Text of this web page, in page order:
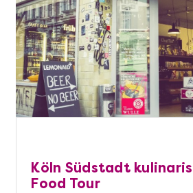
Köln Südstadt
Food Tour